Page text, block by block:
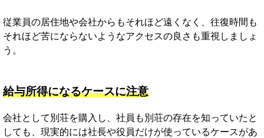
従業員の居住地や会社からもそれほど遠くなく、往復時間も
それほど苦にならないようなアクセスの良さも重視しましょ
う。
給与所得になるケースに注意
会社として別荘を購入し、社員も別荘の存在を知っていたと
しても、現実的には社長や役員だけが使っているケースがあ